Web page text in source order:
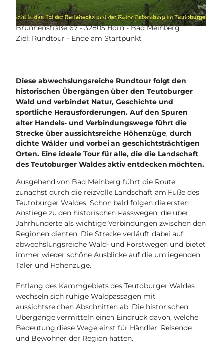
© Manfred Wiehenkamp, HAVERGOH Hotel - H-BM |CC-BY-SA
289 m
Start: ADFC Fahrrad- & Info-Station Bad Meinberg -
Brunnenstraße 67 - 32805 Horn - Bad Meinberg
Ziel: Rundtour - Ende am Startpunkt
Diese abwechslungsreiche Rundtour folgt den
historischen Übergängen über den Teutoburger
Wald und verbindet Natur, Geschichte und
sportliche Herausforderungen. Auf den Spuren
alter Handels- und Verbindungswege führt die
Strecke über aussichtsreiche Höhenzüge, durch
dichte Wälder und vorbei an geschichtsträchtigen
Orten. Eine ideale Tour für alle, die die Landschaft
des Teutoburger Waldes aktiv entdecken möchten.
Ausgehend von Bad Meinberg führt die Route
zunächst durch die reizvolle Landschaft am Fuße des
Teutoburger Waldes. Schon bald folgen die ersten
Anstiege zu den historischen Passwegen, die über
Jahrhunderte als wichtige Verbindungen zwischen den
Regionen dienten. Die Strecke verläuft dabei auf
abwechslungsreiche Wald- und Forstwegen und bietet
immer wieder schöne Ausblicke auf die umliegenden
Täler und Höhenzüge.
Entlang des Kammgebiets des Teutoburger Waldes
wechseln sich ruhige Waldpassagen mit
aussichtsreichen Abschnitten ab. Die historischen
Übergänge vermitteln einen Eindruck davon, welche
Bedeutung diese Wege einst für Händler, Reisende
und Bewohner der Region hatten.